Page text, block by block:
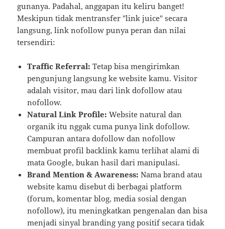
gunanya. Padahal, anggapan itu keliru banget!
Meskipun tidak mentransfer "link juice" secara
langsung, link nofollow punya peran dan nilai
tersendiri:
Traffic Referral: Tetap bisa mengirimkan
pengunjung langsung ke website kamu. Visitor
adalah visitor, mau dari link dofollow atau
nofollow.
Natural Link Profile: Website natural dan
organik itu nggak cuma punya link dofollow.
Campuran antara dofollow dan nofollow
membuat profil backlink kamu terlihat alami di
mata Google, bukan hasil dari manipulasi.
Brand Mention & Awareness: Nama brand atau
website kamu disebut di berbagai platform
(forum, komentar blog, media sosial dengan
nofollow), itu meningkatkan pengenalan dan bisa
menjadi sinyal branding yang positif secara tidak